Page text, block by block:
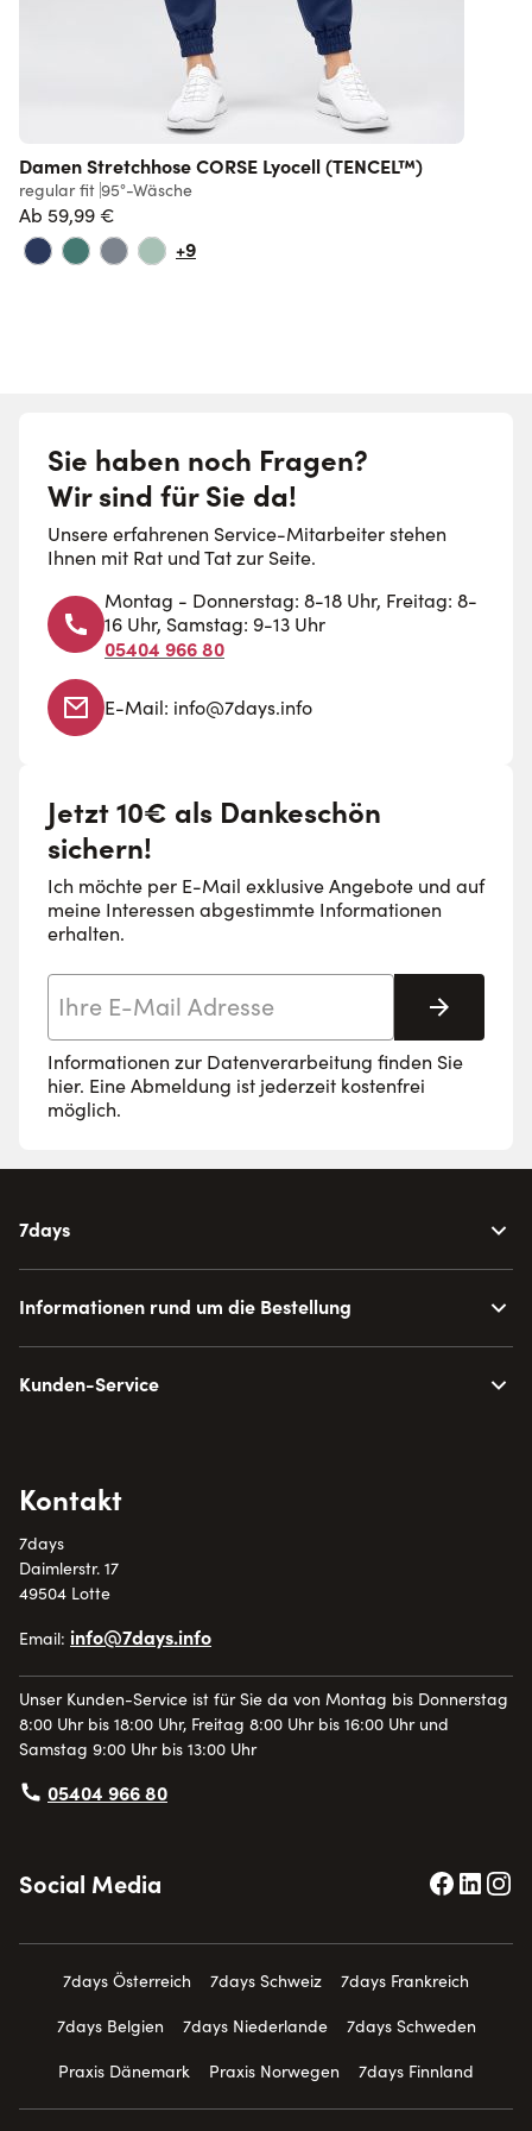
Damen Stretchhose CORSE Lyocell (TENCEL™)
regular fit 95°-Wäsche
Ab 59,99 €
+9
Sie haben noch Fragen?
Wir sind für Sie da!
Unsere erfahrenen Service-Mitarbeiter stehen
Ihnen mit Rat und Tat zur Seite.
Montag - Donnerstag: 8-18 Uhr, Freitag: 8-
16 Uhr, Samstag: 9-13 Uhr
05404 966 80
E-Mail: info@7days.info
Jetzt 10€ als Dankeschön
sichern!
Ich möchte per E-Mail exklusive Angebote und auf
meine Interessen abgestimmte Informationen
erhalten.
Informationen zur Datenverarbeitung finden Sie
hier. Eine Abmeldung ist jederzeit kostenfrei
möglich.
7days
Informationen rund um die Bestellung
Kunden-Service
Kontakt
7days
Daimlerstr. 17
49504 Lotte
Email: info@7days.info
Unser Kunden-Service ist für Sie da von Montag bis Donnerstag
8:00 Uhr bis 18:00 Uhr, Freitag 8:00 Uhr bis 16:00 Uhr und
Samstag 9:00 Uhr bis 13:00 Uhr
05404 966 80
Social Media
7days Österreich 7days Schweiz
7days Frankreich
7days Belgien
7days Niederlande
7days Schweden
Praxis Dänemark
Praxis Norwegen 7days Finnland